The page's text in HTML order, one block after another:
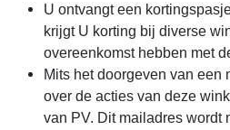
U ontvangt een
krijgt U korting bij diverse
overeenkomst hebben met
Mits het doorgeven van een
over de acties van deze
van PV. Dit mailadres wordt